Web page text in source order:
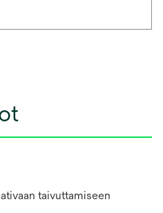
taivuttamiseen